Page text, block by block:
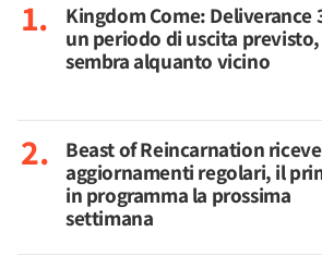
Kingdom Come: Deliverance
un periodo di uscita
sembra alquanto vicino
Beast of Reincarnation
aggiornamenti regolari, il
in programma la prossima
settimana